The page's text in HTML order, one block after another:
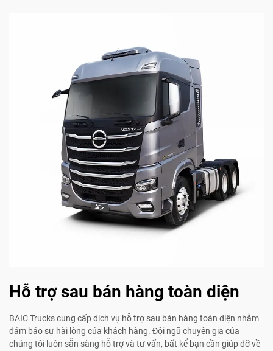
Hỗ trợ sau bán hàng toàn diện
BAIC Trucks cung cấp dịch vụ hỗ trợ sau bán hàng toàn diện nhằm
đảm bảo sự hài lòng của khách hàng. Đội ngũ chuyên gia của
chúng tôi luôn sẵn sàng hỗ trợ và tư vấn, bất kể bạn cần giúp đỡ về